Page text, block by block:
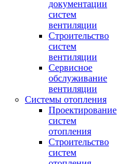
документации
систем
вентиляции
Строительство
систем
вентиляции
Сервисное
обслуживание
вентиляции
Системы отопления
Проектирование
систем
отопления
Строительство
систем